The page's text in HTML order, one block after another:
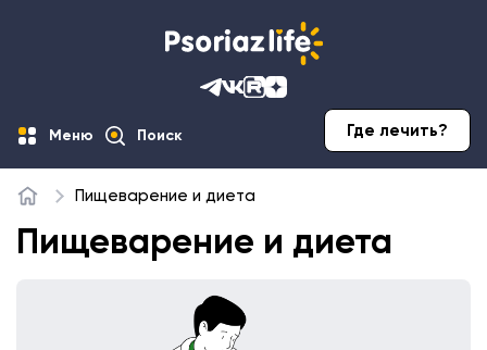
Меню Поиск Где лечить?
ГлавнаяПищеварение и диета
Пищеварение и диета